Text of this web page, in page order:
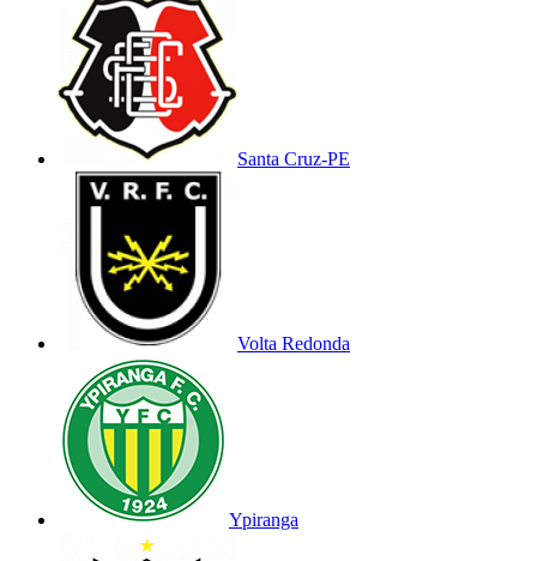
Santa Cruz-PE
Volta Redonda
Ypiranga